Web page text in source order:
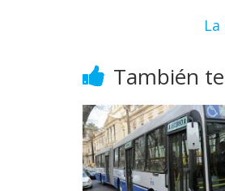
También